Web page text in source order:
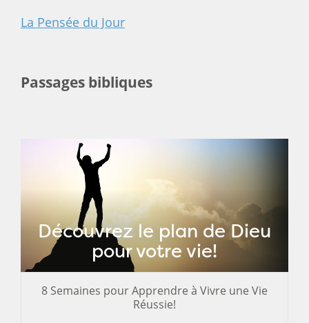
La Pensée du Jour
Passages bibliques
Découvrez le plan de Dieu
pour votre vie!
8 Semaines pour Apprendre à Vivre une Vie
Réussie!